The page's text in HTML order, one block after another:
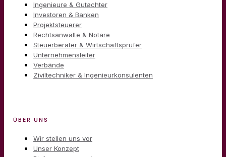
Ingenieure & Gutachter
Investoren & Banken
Projektsteuerer
Rechtsanwälte & Notare
Steuerberater & Wirtschaftsprüfer
Unternehmensleiter
Verbände
Ziviltechniker & Ingenieurkonsulenten
ÜBER UNS
Wir stellen uns vor
Unser Konzept